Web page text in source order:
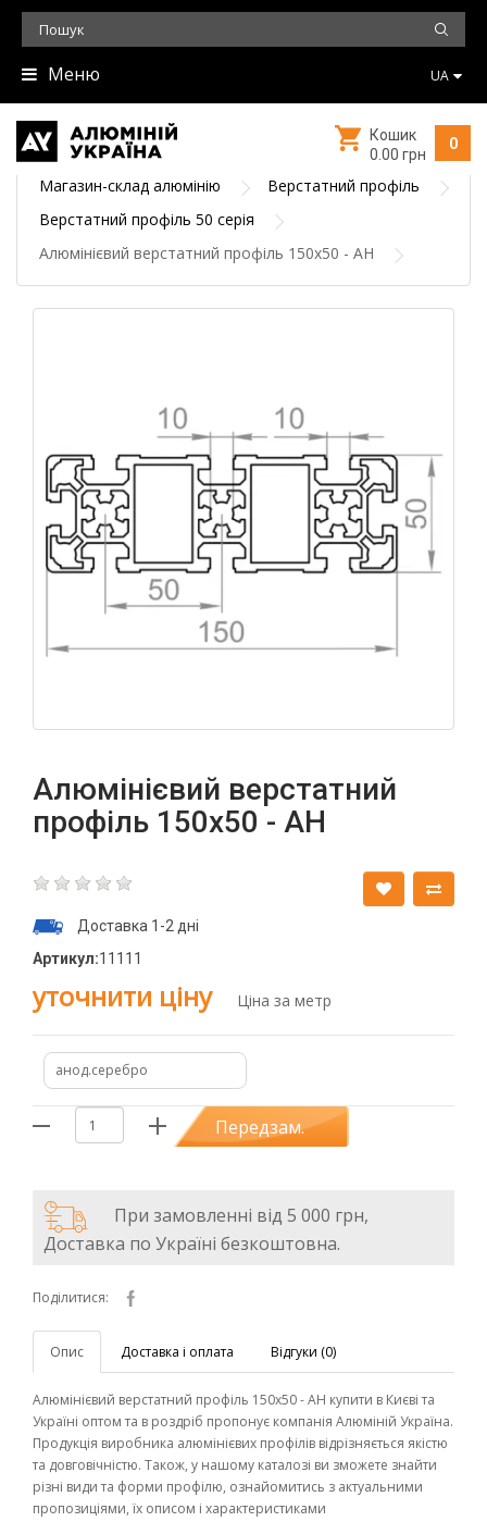
Меню UA
0
Кошик
0.00 грн
Магазин-склад алюмінію
Верстатний профіль
Верстатний профіль 50 серія
Алюмінієвий верстатний профіль 150х50 - АН
Алюмінієвий верстатний
профіль 150х50 - АН
Доставка 1-2 дні
Артикул:11111
уточнити ціну Ціна за метр
анод.серебро
Передзам.
При замовленні від 5 000 грн,
Доставка по Україні безкоштовна.
Поділитися:
Опис Доставка і оплата Відгуки (0)
Алюмінієвий верстатний профіль 150х50 - АН купити в Києві та
Україні оптом та в роздріб пропонує компанія Алюміній Україна.
Продукція виробника алюмінієвих профілів відрізняється якістю
та довговічністю. Також, у нашому каталозі ви зможете знайти
різні види та форми профілю, ознайомитись з актуальними
пропозиціями, їх описом і характеристиками